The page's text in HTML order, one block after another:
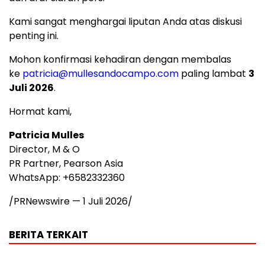
Kami sangat menghargai liputan Anda atas diskusi
penting ini.
Mohon konfirmasi kehadiran dengan membalas
ke patricia@mullesandocampo.com paling lambat 3
Juli 2026.
Hormat kami,
Patricia Mulles
Director, M & O
PR Partner, Pearson Asia
WhatsApp: +6582332360
/PRNewswire — 1 Juli 2026/
BERITA TERKAIT